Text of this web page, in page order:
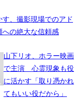
、撮影現場でのアド
への絶大な信頼感
山下リオ、ホラー映画
で主演 心霊現象も役
に活かす「取り憑かれ
てもいい役だから」